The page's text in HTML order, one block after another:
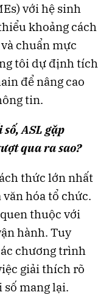
với hệ sinh
khoảng cách
chuẩn mực
tôi dự định tích
để nâng cao
tin​​.
ASL gặp
qua ra sao?
thức lớn nhất
hóa tổ chức.
thuộc với
hành. Tuy
chương trình
giải thích rõ
mang lại.